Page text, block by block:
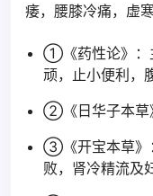
痿，腰膝冷痛，虚
①《药性论》：
顽，止小便利，
②《日华子本草
③《开宝本草》
败，肾冷精流及